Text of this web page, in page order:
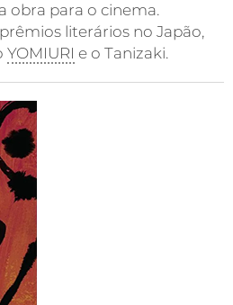
obra para o cinema.
literários no Japão,
YOMIURI e o Tanizaki.